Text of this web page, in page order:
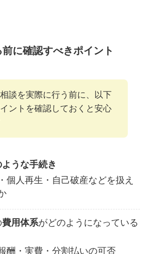
に確認すべきポイント
談を実際に行う前に、以下
ントを確認しておくと安心
ような手続き
個人再生・自己破産などを扱え
費用体系がどのようになっている
酬・実費・分割払いの可否